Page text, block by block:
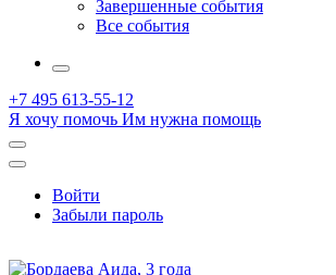
Завершенные события
Все события
More
+7 495 613-55-12
Я хочу помочь Им нужна помощь
Открыть
поиск
Профиль
Войти
Забыли пароль